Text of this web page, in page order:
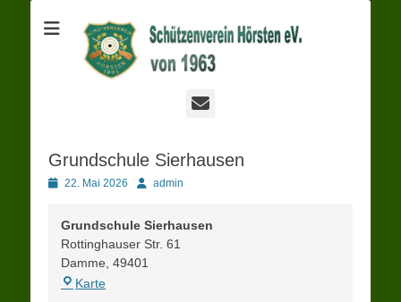
Schützenverein
E-
Grundschule Sierhausen
Posted22. Mai 2026 Autoradmin
Grundschule Sierhausen
Rottinghauser Str. 61
Damme 49401
Karte